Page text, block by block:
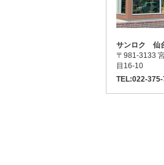
サンロク 仙
〒981-3133
目16-10
TEL:022-